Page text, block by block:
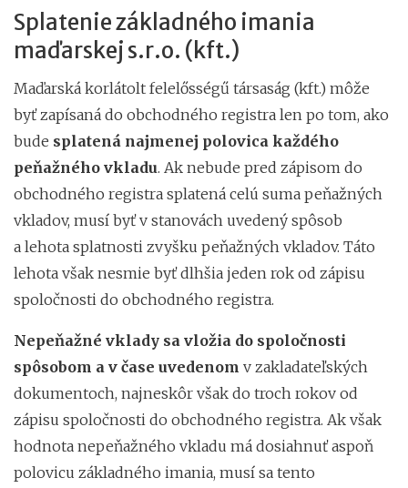
Splatenie základného imania
maďarskej s.r.o. (kft.)
Maďarská korlátolt felelősségű társaság (kft.) môže
byť zapísaná do obchodného registra len po tom, ako
bude splatená najmenej polovica každého
peňažného vkladu. Ak nebude pred zápisom do
obchodného registra splatená celú suma peňažných
vkladov, musí byť v stanovách uvedený spôsob
a lehota splatnosti zvyšku peňažných vkladov. Táto
lehota však nesmie byť dlhšia jeden rok od zápisu
spoločnosti do obchodného registra.
Nepeňažné vklady sa vložia do spoločnosti
spôsobom a v čase uvedenom v zakladateľských
dokumentoch, najneskôr však do troch rokov od
zápisu spoločnosti do obchodného registra. Ak však
hodnota nepeňažného vkladu má dosiahnuť aspoň
polovicu základného imania, musí sa tento